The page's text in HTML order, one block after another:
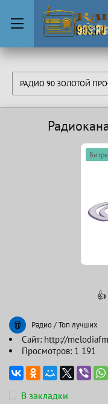
РАДИО 90 ЗОЛОТОЙ
👍
Радио/Топ лучших
Сайт: http://
Просмотров: 1 191
В закладки